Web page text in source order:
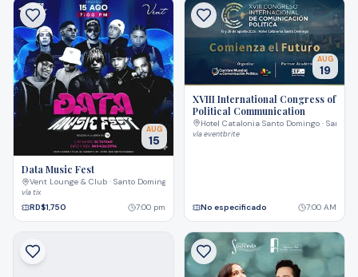
AUG
15
Data Music Fest
Vent Lounge & Club · Santo Domingo
víatix
RD$1,750 7:00 pm
AUG
19
XVIII International Congress of
Political Communication
Hotel Catalonia Santo Domingo · Santo
víaeventbrite
No especificado 7:00 AM